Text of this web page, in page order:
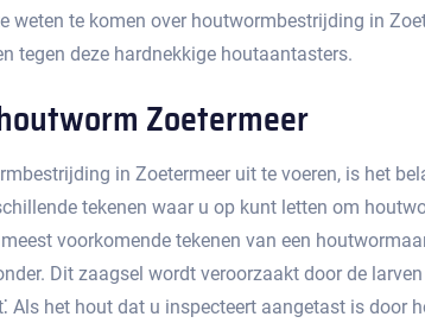
weten te komen over houtwormbestrijding in
tegen deze hardnekkige houtaantasters.​
Zoetermeer
in Zoetermeer uit te voeren, is het
tekenen waar u op kunt letten om
meest voorkomende tekenen van een
Dit zaagsel wordt veroorzaakt door de
Als het hout dat u inspecteert aangetast is